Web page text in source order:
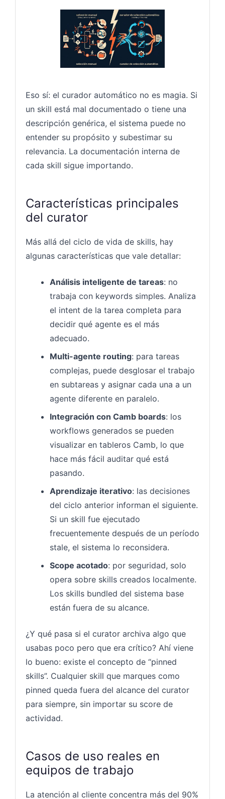
Eso sí: el curador automático no es magia. Si
un skill está mal documentado o tiene una
descripción genérica, el sistema puede no
entender su propósito y subestimar su
relevancia. La documentación interna de
cada skill sigue importando.
Características principales
del curator
Más allá del ciclo de vida de skills, hay
algunas características que vale detallar:
Análisis inteligente de tareas: no
trabaja con keywords simples. Analiza
el intent de la tarea completa para
decidir qué agente es el más
adecuado.
Multi-agente routing: para tareas
complejas, puede desglosar el trabajo
en subtareas y asignar cada una a un
agente diferente en paralelo.
Integración con Camb boards: los
workflows generados se pueden
visualizar en tableros Camb, lo que
hace más fácil auditar qué está
pasando.
Aprendizaje iterativo: las decisiones
del ciclo anterior informan el siguiente.
Si un skill fue ejecutado
frecuentemente después de un período
stale, el sistema lo reconsidera.
Scope acotado: por seguridad, solo
opera sobre skills creados localmente.
Los skills bundled del sistema base
están fuera de su alcance.
¿Y qué pasa si el curator archiva algo que
usabas poco pero que era crítico? Ahí viene
lo bueno: existe el concepto de “pinned
skills”. Cualquier skill que marques como
pinned queda fuera del alcance del curator
para siempre, sin importar su score de
actividad.
Casos de uso reales en
equipos de trabajo
La atención al cliente concentra más del 90%